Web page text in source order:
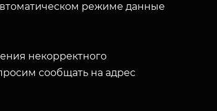
режиме данные
некорректного
сообщать на адрес